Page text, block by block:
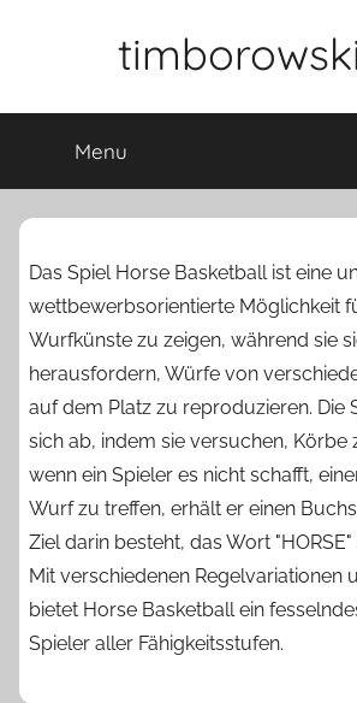
Menu
Das Spiel Horse Basketball ist eine
wettbewerbsorientierte Möglichkeit
Wurfkünste zu zeigen, während sie
herausfordern, Würfe von
auf dem Platz zu reproduzieren. Die
sich ab, indem sie versuchen, Körbe
wenn ein Spieler es nicht schafft,
Wurf zu treffen, erhält er einen
Ziel darin besteht, das Wort
Mit verschiedenen Regelvariationen
bietet Horse Basketball ein
Spieler aller Fähigkeitsstufen.